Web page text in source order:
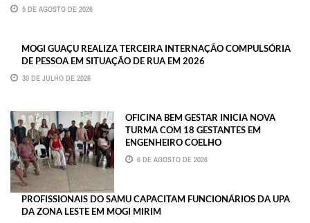
5 DE AGOSTO DE 2026
MOGI GUAÇU REALIZA TERCEIRA INTERNAÇÃO COMPULSÓRIA
DE PESSOA EM SITUAÇÃO DE RUA EM 2026
30 DE JULHO DE 2026
OFICINA BEM GESTAR INICIA NOVA
TURMA COM 18 GESTANTES EM
ENGENHEIRO COELHO
6 DE AGOSTO DE 2026
PROFISSIONAIS DO SAMU CAPACITAM FUNCIONÁRIOS DA UPA
DA ZONA LESTE EM MOGI MIRIM